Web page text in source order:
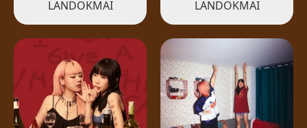
LANDOKMAI LANDOKMAI